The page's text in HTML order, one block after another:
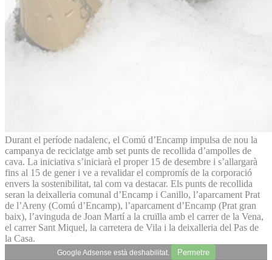
Durant el període nadalenc, el Comú d’Encamp impulsa de nou la
campanya de reciclatge amb set punts de recollida d’ampolles de
cava. La iniciativa s’iniciarà el proper 15 de desembre i s’allargarà
fins al 15 de gener i ve a revalidar el compromís de la corporació
envers la sostenibilitat, tal com va destacar. Els punts de recollida
seran la deixalleria comunal d’Encamp i Canillo, l’aparcament Prat
de l’Areny (Comú d’Encamp), l’aparcament d’Encamp (Prat gran
baix), l’avinguda de Joan Martí a la cruïlla amb el carrer de la Vena,
el carrer Sant Miquel, la carretera de Vila i la deixalleria del Pas de
la Casa.
Google Adsense està deshabilitat. Permetre